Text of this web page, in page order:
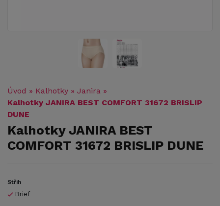
Úvod » Kalhotky » Janira »
Kalhotky JANIRA BEST COMFORT 31672 BRISLIP
DUNE
Kalhotky JANIRA BEST
COMFORT 31672 BRISLIP DUNE
Střih
Brief